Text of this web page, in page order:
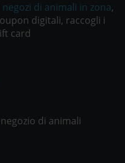
negozi di animali in zona,
digitali, raccogli i
card
di animali